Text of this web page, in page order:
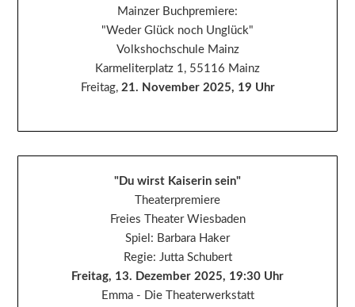
Mainzer Buchpremiere:
"Weder Glück noch Unglück"
Volkshochschule Mainz
Karmeliterplatz 1, 55116 Mainz
Freitag, 21. November 2025, 19 Uhr
"Du wirst Kaiserin sein"
Theaterpremiere
Freies Theater Wiesbaden
Spiel: Barbara Haker
Regie: Jutta Schubert
Freitag, 13. Dezember 2025, 19:30 Uhr
Emma - Die Theaterwerkstatt